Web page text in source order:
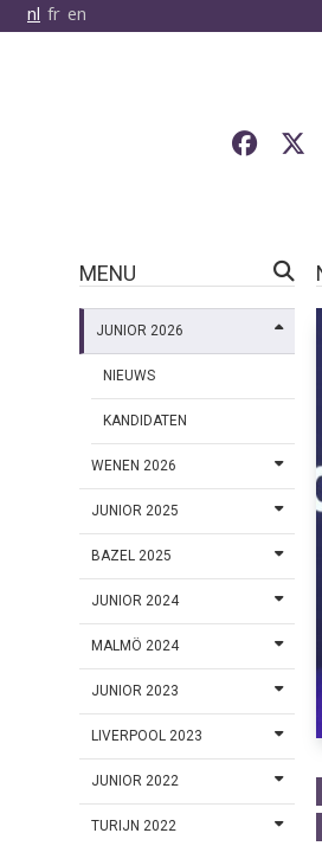
nl fr en
MENU
JUNIOR 2026
NIEUWS
KANDIDATEN
WENEN 2026
JUNIOR 2025
BAZEL 2025
JUNIOR 2024
MALMÖ 2024
JUNIOR 2023
LIVERPOOL 2023
JUNIOR 2022
TURIJN 2022